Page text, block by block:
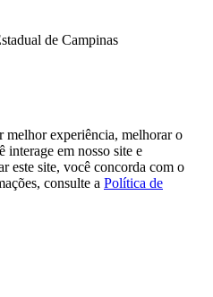
de Campinas
melhor experiência, melhorar o
interage em nosso site e
este site, você concorda com o
consulte a Política de